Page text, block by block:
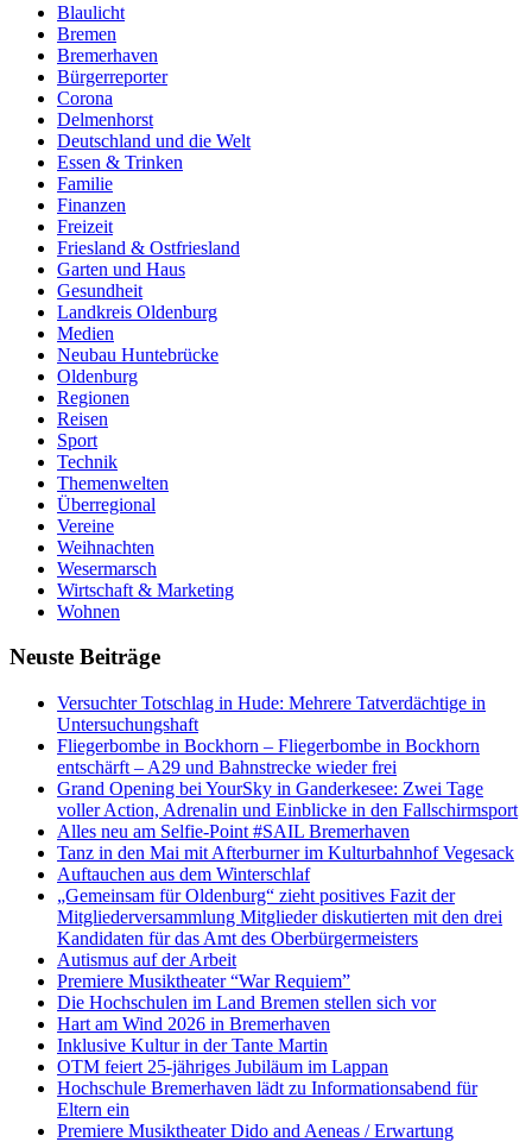
Blaulicht
Bremen
Bremerhaven
Bürgerreporter
Corona
Delmenhorst
Deutschland und die Welt
Essen & Trinken
Familie
Finanzen
Freizeit
Friesland & Ostfriesland
Garten und Haus
Gesundheit
Landkreis Oldenburg
Medien
Neubau Huntebrücke
Oldenburg
Regionen
Reisen
Sport
Technik
Themenwelten
Überregional
Vereine
Weihnachten
Wesermarsch
Wirtschaft & Marketing
Wohnen
Neuste Beiträge
Versucht­er Totschlag in Hude: Mehrere Tatverdächtige in
Untersuchungshaft
Fliegerbombe in Bockhorn – Fliegerbombe in Bockhorn
entschärft – A29 und Bahnstrecke wieder frei
Grand Opening bei YourSky in Ganderkesee: Zwei Tage
voller Action, Adrenalin und Einblicke in den Fallschirmsport
Alles neu am Selfie-Point #SAIL Bremerhaven
Tanz in den Mai mit Afterburner im Kulturbahnhof Vegesack
Auftauchen aus dem Winterschlaf
„Gemeinsam für Oldenburg“ zieht positives Fazit der
Mitgliederversammlung Mitglieder diskutierten mit den drei
Kandidaten für das Amt des Oberbürgermeisters
Autismus auf der Arbeit
Premiere Musiktheater “War Requiem”
Die Hochschulen im Land Bremen stellen sich vor
Hart am Wind 2026 in Bremerhaven
Inklusive Kultur in der Tante Martin
OTM feiert 25-jähriges Jubiläum im Lappan
Hochschule Bremerhaven lädt zu Informationsabend für
Eltern ein
Premiere Musiktheater Dido and Aeneas / Erwartung